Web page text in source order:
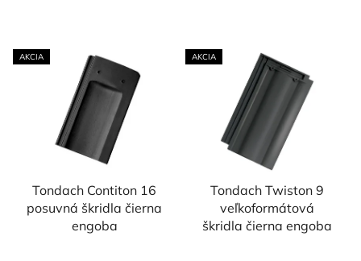
AKCIA
Tondach Contiton 16
posuvná škridla čierna
engoba
AKCIA
Tondach Twiston 9
veľkoformátová
škridla čierna engoba